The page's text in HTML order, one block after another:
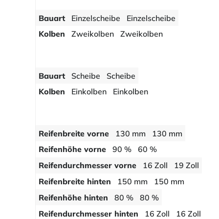
Bauart Einzelscheibe
Einzelscheibe
Kolben
Zweikolben Zweikolben
Bauart Scheibe
Scheibe
Kolben
Einkolben Einkolben
Reifenbreite vorne 130 mm
130 mm
Reifenhöhe vorne
90 %
60 %
Reifendurchmesser vorne
16 Zoll
19 Zoll
Reifenbreite hinten
150 mm
150 mm
Reifenhöhe hinten
80 %
80 %
Reifendurchmesser hinten
16 Zoll 16 Zoll